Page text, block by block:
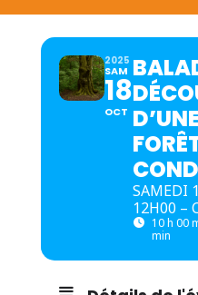
2025
SAM
18
OCT
SAMEDI
12H00 –
10 h 00
min